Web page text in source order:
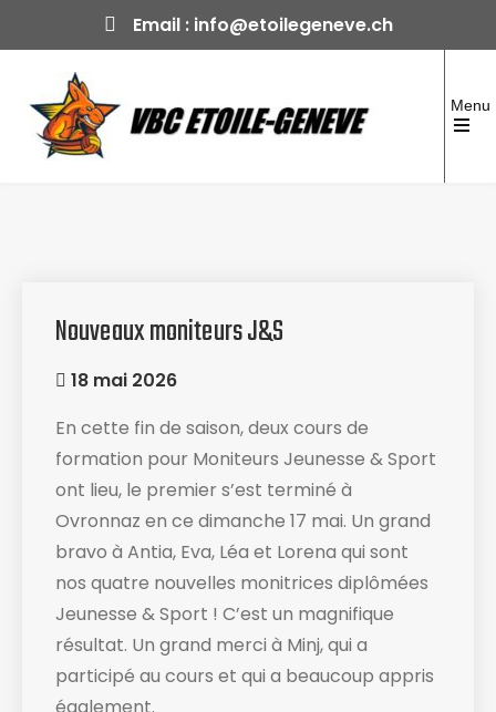
to
content
Email : info@etoilegeneve.ch
Menu
Nouveaux moniteurs J&S
18 mai 2026
En cette fin de saison, deux cours de
formation pour Moniteurs Jeunesse & Sport
ont lieu, le premier s’est terminé à
Ovronnaz en ce dimanche 17 mai. Un grand
bravo à Antia, Eva, Léa et Lorena qui sont
nos quatre nouvelles monitrices diplômées
Jeunesse & Sport ! C’est un magnifique
résultat. Un grand merci à Minj, qui a
participé au cours et qui a beaucoup appris